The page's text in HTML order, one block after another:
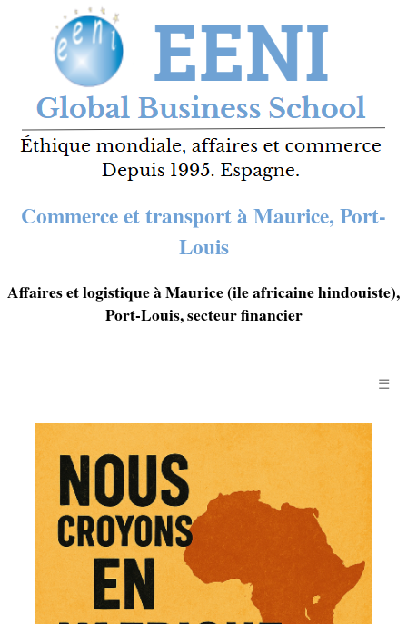
Commerce et transport à Maurice, Port-
Louis
Affaires et logistique à Maurice (ile africaine hindouiste),
Port-Louis, secteur financier
☰